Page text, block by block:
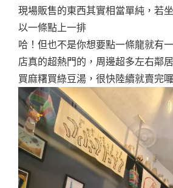
現場販售的東西其實相當單純，若
以一條點上一排
哈！但也不是你想要點一條龍就有
店真的超熱門的，周邊超多左右鄰
買麻糬買綠豆湯，很快陸續就賣完囉